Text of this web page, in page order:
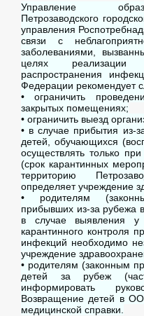
Управление
Петрозаводского
управления
связи с
заболеваниями,
целях
распространения
Федерации рекомендует
• ограничить
закрытых помещениях;
• ограничить выезд
• в случае прибытия из-
детей, обучающихся
осуществлять только
(срок карантинных
территорию
определяет учреждение
• родителям
прибывших из-за рубежа в
в случае выявления
карантинного контроля
инфекций необходимо
учреждение
• родителям (законным
детей за рубеж
информировать
Возвращение детей в
медицинской справки.